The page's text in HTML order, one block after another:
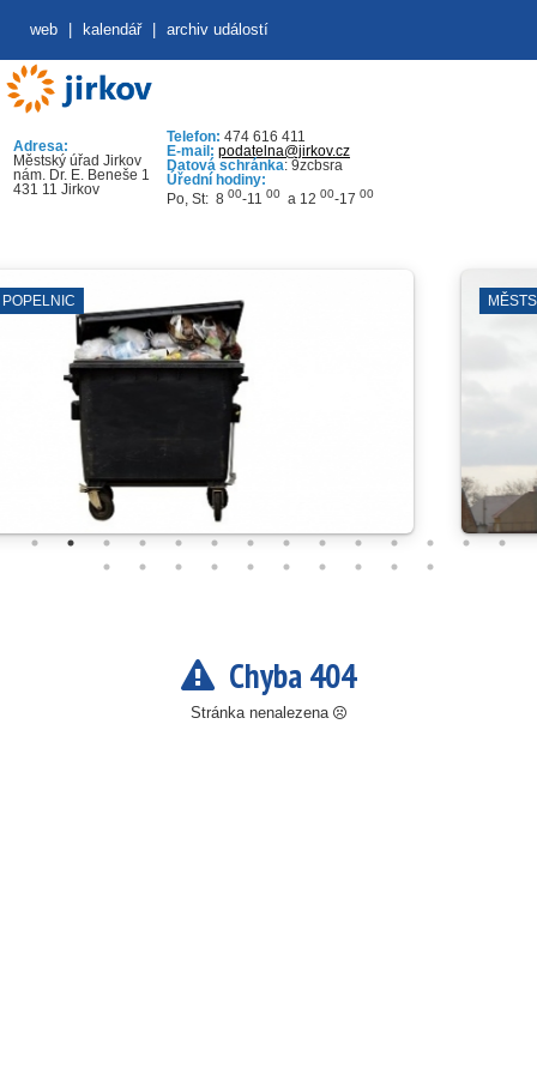
web kalendář archiv událostí
Adresa:
Městský úřad Jirkov
nám. Dr. E. Beneše 1
431 11 Jirkov
Telefon: 474 616 411
E-mail: podatelna@jirkov.cz
Datová schránka: 9zcbsra
Úřední hodiny:
Po, St: 8 00-11 00 a 12 00-17 00
MĚSTSKÁ VĚŽ A
Chyba 404
Stránka nenalezena